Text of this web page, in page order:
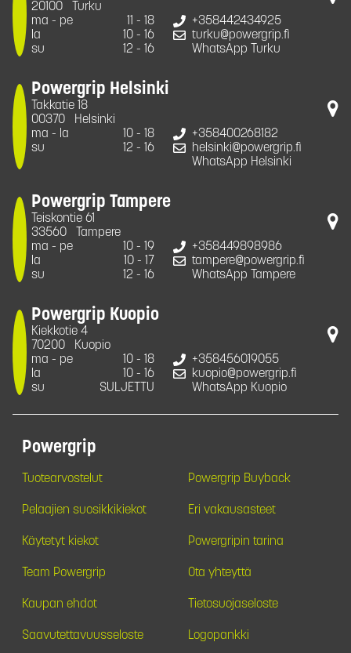
20100
Turku
ma - pe
11 - 18
la
10 - 16
su
12 - 16
+358442434925
turku@powergrip.fi
WhatsApp Turku
Powergrip Helsinki
Takkatie 18
00370
Helsinki
ma - la
10 - 18
su
12 - 16
+358400268182
helsinki@powergrip.fi
WhatsApp Helsinki
Powergrip Tampere
Teiskontie 61
33560
Tampere
ma - pe
10 - 19
la
10 - 17
su
12 - 16
+358449898986
tampere@powergrip.fi
WhatsApp Tampere
Powergrip Kuopio
Kiekkotie 4
70200
Kuopio
ma - pe
10 - 18
la
10 - 16
su
SULJETTU
+358456019055
kuopio@powergrip.fi
WhatsApp Kuopio
Powergrip
Tuotearvostelut Powergrip Buyback
Pelaajien suosikkikiekot Eri vakausasteet
Käytetyt kiekot Powergripin tarina
Team Powergrip Ota yhteyttä
Kaupan ehdot Tietosuojaseloste
Saavutettavuusseloste Logopankki